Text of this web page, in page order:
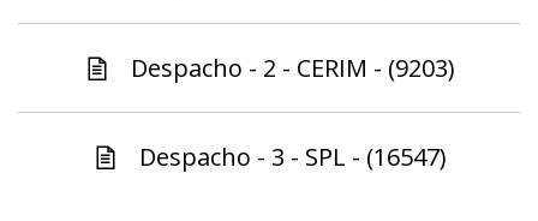
Despacho - 2 - CERIM - (9203)
Despacho - 3 - SPL - (16547)